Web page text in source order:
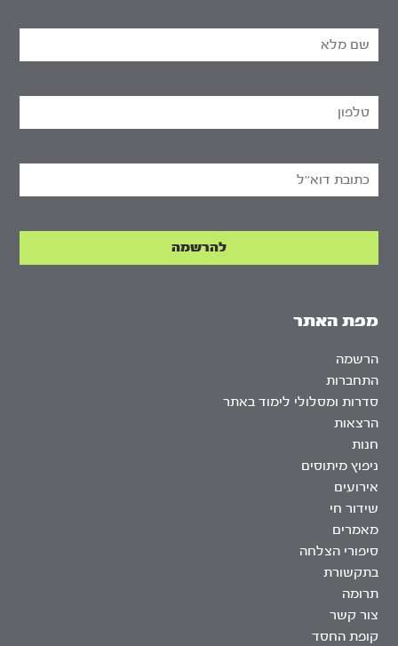
מפת האתר
הרשמה
התחברות
סדרות ומסלולי לימוד באתר
הרצאות
חנות
ניפוץ מיתוסים
אירועים
שידור חי
מאמרים
סיפורי הצלחה
בתקשורת
תרומה
צור קשר
קופת החסד